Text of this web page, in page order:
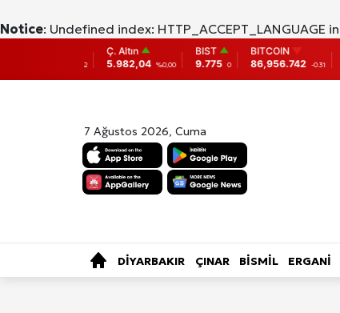
Notice: Undefined index: HTTP_ACCEPT_LANGUAGE in
%0,00
BIST
9.775 0
BITCOIN
86,956.742
ETHEREUM
2,007.26 -0.05
7 Ağustos 2026, Cuma
DİYARBAKIR ÇINAR BİSMİL ERGANİ
TÜRKİYE